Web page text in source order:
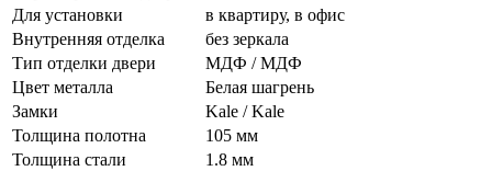
Для установки
в квартиру, в офис
Внутренняя отделка
без зеркала
Тип отделки двери
МДФ / МДФ
Цвет металла
Белая шагрень
Замки
Kale / Kale
Толщина полотна
105 мм
Толщина стали
1.8 мм